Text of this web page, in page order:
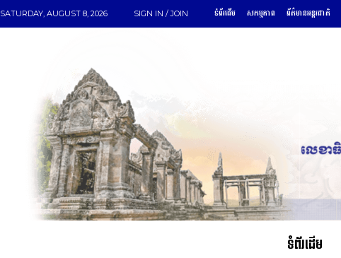
SATURDAY, AUGUST 8, 2026 SIGN IN / JOIN ទំព័រដើម សកម្មភាព ព័ត៌មានអន្តរជាតិ
ទំព័រដើម